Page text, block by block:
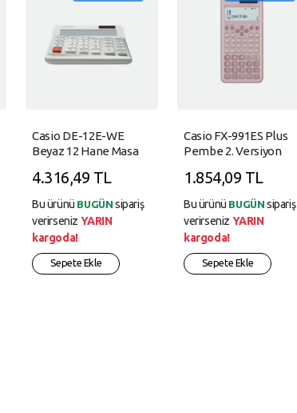
Casio DE-12E-WE
Beyaz 12 Hane Masa
Hesap Makinesi
4.316,49 TL
Bu ürünü BUGÜN sipariş
verirseniz YARIN
kargoda!
Sepete Ekle
Casio FX-991ES Plus
Pembe 2. Versiyon
Hesap Makinesi
1.854,09 TL
Bu ürünü BUGÜN sipariş
verirseniz YARIN
kargoda!
Sepete Ekle